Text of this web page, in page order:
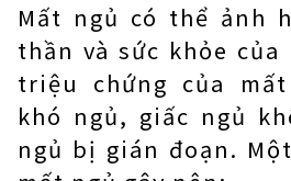
Mất ngủ có thể ảnh
thần và sức khỏe của
triệu chứng của
khó ngủ, giấc ngủ
ngủ bị gián đoạn.